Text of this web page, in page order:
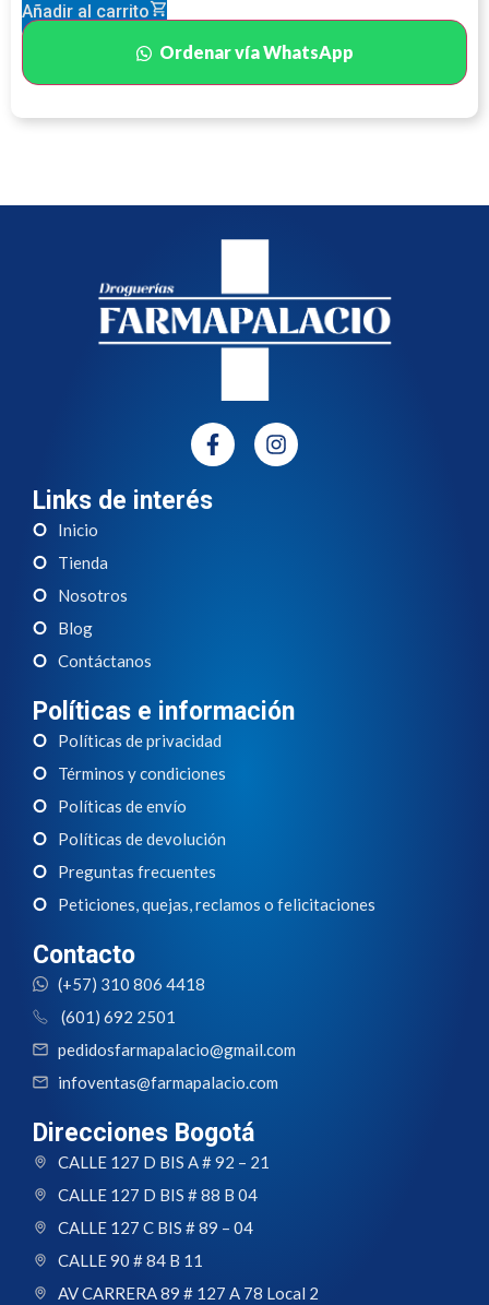
Añadir al carrito
Ordenar vía WhatsApp
Links de interés
Inicio
Tienda
Nosotros
Blog
Contáctanos
Políticas e información
Políticas de privacidad
Términos y condiciones
Políticas de envío
Políticas de devolución
Preguntas frecuentes
Peticiones, quejas, reclamos o felicitaciones
Contacto
(+57) 310 806 4418
(601) 692 2501
pedidosfarmapalacio@gmail.com
infoventas@farmapalacio.com
Direcciones Bogotá
CALLE 127 D BIS A # 92 – 21
CALLE 127 D BIS # 88 B 04
CALLE 127 C BIS # 89 – 04
CALLE 90 # 84 B 11
AV CARRERA 89 # 127 A 78 Local 2